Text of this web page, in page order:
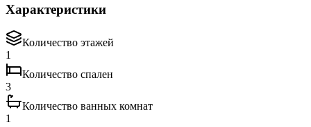
Характеристики
Количество этажей
1
Количество спален
3
Количество ванных комнат
1